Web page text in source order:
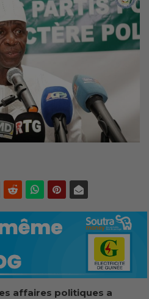
affaires politiques a